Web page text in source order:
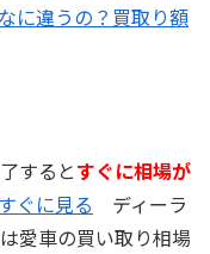
に違うの？買取り額
するとすぐに相場が
ぐに見る ディーラ
愛車の買い取り相場